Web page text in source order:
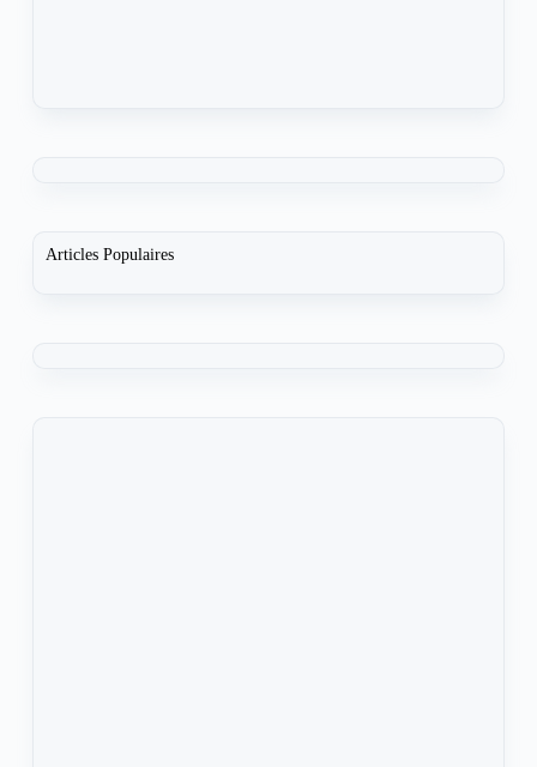
Articles Populaires